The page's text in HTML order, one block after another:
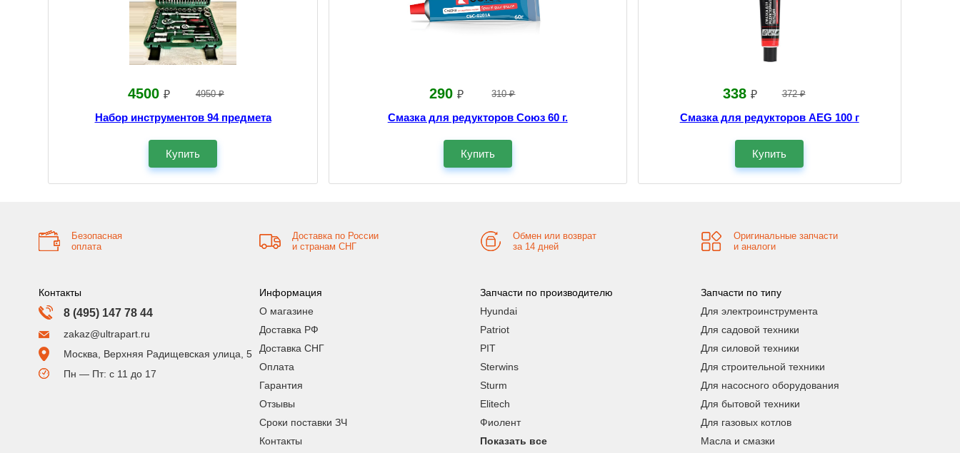
4500₽ 4950 ₽
Набор инструментов 94 предмета
Купить
290 ₽ 310 ₽
Смазка для редукторов Союз 60 г.
Купить
338 ₽ 372 ₽
Смазка для редукторов AEG 100 г
Купить
Безопасная
оплата
Доставка по России
и странам СНГ
Обмен или возврат
за 14 дней
Оригинальные запчасти
и аналоги
Контакты
8 (495) 147 78 44
zakaz@ultrapart.ru
Москва, Верхняя Радищевская улица, 5
Пн — Пт: с 11 до 17
Информация
О магазине
Доставка РФ
Доставка СНГ
Оплата
Гарантия
Отзывы
Сроки поставки ЗЧ
Контакты
Запчасти по производителю
Hyundai
Patriot
PIT
Sterwins
Sturm
Elitech
Фиолент
Показать все
Запчасти по типу
Для электроинструмента
Для садовой техники
Для силовой техники
Для строительной техники
Для насосного оборудования
Для бытовой техники
Для газовых котлов
Масла и смазки